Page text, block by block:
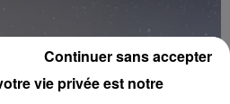
de finale de la Coupe de
vie privée est notre
Continuer sans accepter